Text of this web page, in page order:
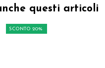
questi articoli
SCONTO 20%